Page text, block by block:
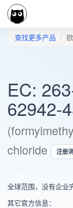
查找更多产品
EC:
62942-
chloride
注册
全球范围，没有企业
其它官方信息：